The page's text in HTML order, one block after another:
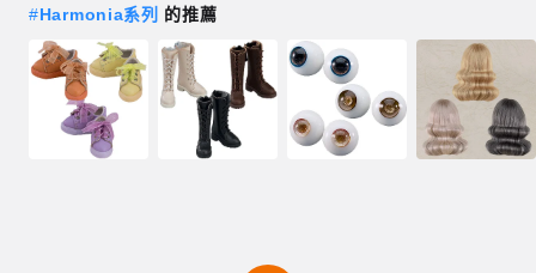
#Harmonia系列 的推薦